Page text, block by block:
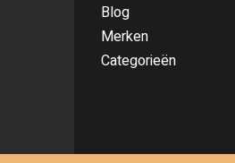
Blog
Merken
Categorieën